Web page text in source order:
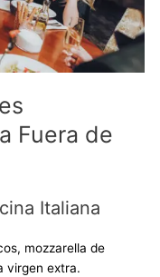
Fuera de
Italiana
mozzarella de
virgen extra.